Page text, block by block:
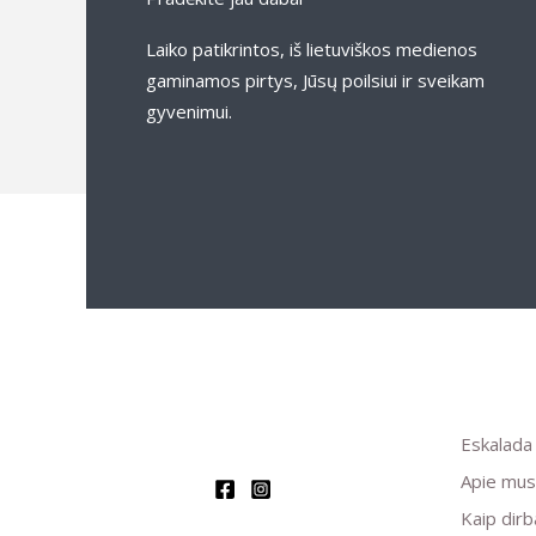
Laiko patikrintos, iš lietuviškos medienos
gaminamos pirtys, Jūsų poilsiui ir sveikam
gyvenimui.
Apie mus
Kaip